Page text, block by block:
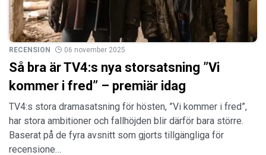
RECENSION 06 november 2025
Så bra är TV4:s nya storsatsning ”Vi
kommer i fred” – premiär idag
TV4:s stora dramasatsning för hösten, ”Vi kommer i fred”,
har stora ambitioner och fallhöjden blir därför bara större.
Baserat på de fyra avsnitt som gjorts tillgängliga för
recensione…